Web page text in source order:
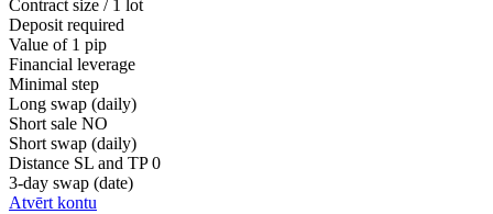
Contract size / 1 lot
Deposit required
Value of 1 pip
Financial leverage
Minimal step
Long swap (daily)
Short sale NO
Short swap (daily)
Distance SL and TP 0
3-day swap (date)
Atvērt kontu